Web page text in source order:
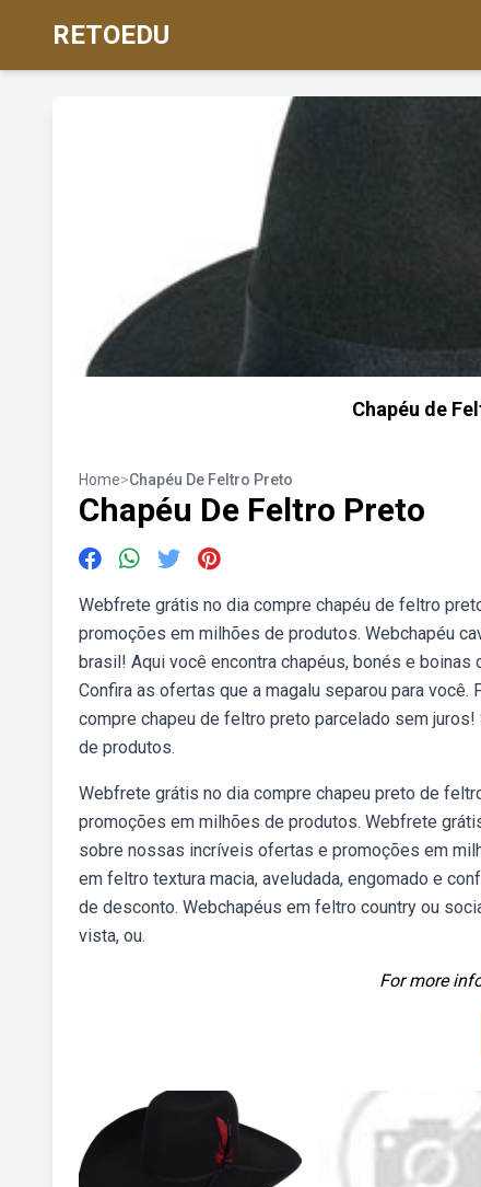
RETOEDU
Chapéu de
Home>Chapéu De Feltro Preto
Chapéu De Feltro Preto
Webfrete grátis no dia compre chapéu de feltro
promoções em milhões de produtos. Webchapéu
brasil! Aqui você encontra chapéus, bonés e
Confira as ofertas que a magalu separou para
compre chapeu de feltro preto parcelado sem
de produtos.
Webfrete grátis no dia compre chapeu preto de
promoções em milhões de produtos. Webfrete
sobre nossas incríveis ofertas e promoções em
em feltro textura macia, aveludada, engomado e
de desconto. Webchapéus em feltro country ou
vista, ou.
For more